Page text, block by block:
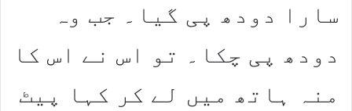
سارا دودھ پی گیا۔ جب وہ
دودھ پی چکا۔ تو اس نے اس کا
منہ ہاتھ میں لے کر کہا پیٹ